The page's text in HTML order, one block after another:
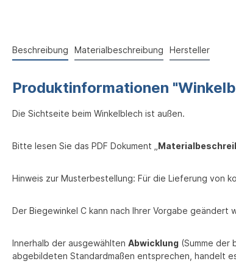
Beschreibung Materialbeschreibung Hersteller
Produktinformationen
Die Sichtseite beim Winkelblech ist außen.
Bitte lesen Sie das PDF Dokument „
Hinweis zur Musterbestellung: Für die Lieferung von
Der Biegewinkel C kann nach Ihrer Vorgabe
Innerhalb der ausgewählten Abwicklung (Summe der
abgebildeten Standardmaßen entsprechen, handelt